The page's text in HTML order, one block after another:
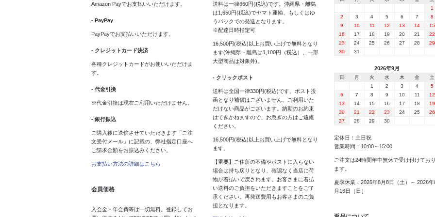
Amazon Payでお支払いいただけます。
- PayPay
PayPayでお支払いいただけます。
- クレジットカード決済
各種クレジットカードがお使いいただけま
す。
- 代金引換
※代金引換は現在ご利用いただけません。
- 銀行振込
ご購入後に送信させていただきます「ご注
文受付メール」に記載の、弊社指定口座へ
ご請求金額をお振込みください。
お支払い方法の詳細はこちら
会員価格
入会金・年会費等は一切無料。登録してお
送料は一律660円(税込)です。沖縄県・離島
は1,650円(税込)でヤマト運輸、もしくはゆ
うパックでの発送となります。
※配達日時指定可
16,500円(税込)以上お買い上げで無料となり
ます(沖縄県・離島は1,100円（税込）、一部
大型商品は対象外)。
- クリックポスト
送料は全国一律330円(税込)です。ポスト投
函となり補償はございません。ご利用いた
だけない商品がございます。納期のお約束
はできかねますので、お急ぎの方はご遠慮
ください。
16,500円(税込)以上お買い上げで無料となり
ます。
【重要】ご住所の不備やポストに入らない
場合は持ち戻りとなり、確認なく当店に荷
物が着払いで戻されます。お客さまに着払
い送料のご負担をいただきますことをご了
承ください。再発送費用もお客さまのご負
担となります。
1
2
3 4 5 6 7
8
9
10 11 12 13 14
15
16
17 18 19 20 21
22
23
24 25 26 27 28
29
30
31
2026年9月
日 月 火 水 木 金
土
1
2 3 4
5
6
7 8 9 10 11
12
13
14 15 16 17 18
19
20
21 22 23 24 25
26
27
28 29 30
定休日：土日祝
営業時間：10:00～15:00
ご注文は24時間年中無休で受け付けてお
ます。
夏季休業：2026年8月8日（土）～ 2026年
月16日（日）